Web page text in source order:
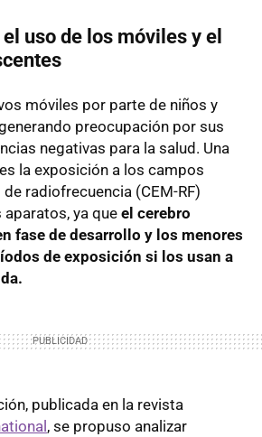
uso de los móviles y el
móviles por parte de niños y
preocupación por sus
negativas para la salud. Una
la exposición a los campos
radiofrecuencia (CEM-RF)
ya que el cerebro
fase de desarrollo y los menores
de exposición si los usan a
publicada en la revista
, se propuso analizar